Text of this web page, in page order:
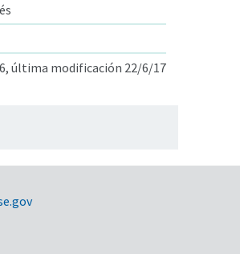
última modificación 22/6/17